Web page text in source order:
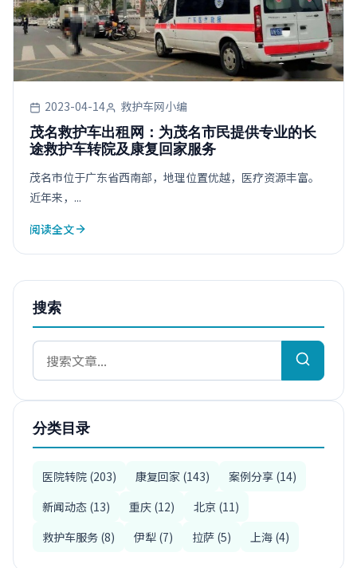
2023-04-14 救护车网小编
茂名救护车出租网：为茂名市民提供专业的长
途救护车转院及康复回家服务
茂名市位于广东省西南部，地理位置优越，医疗资源丰富。
近年来，...
阅读全文
搜索
分类目录
医院转院 (203) 康复回家 (143)
案例分享 (14)
新闻动态 (13)
重庆 (12)
北京 (11)
救护车服务 (8)
伊犁 (7) 拉萨 (5) 上海 (4)